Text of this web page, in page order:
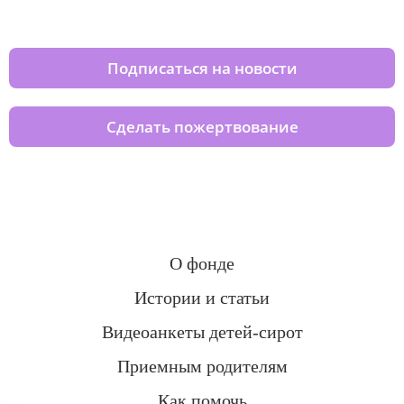
Подписаться на новости
Сделать пожертвование
О фонде
Истории и статьи
Видеоанкеты детей-сирот
Приемным родителям